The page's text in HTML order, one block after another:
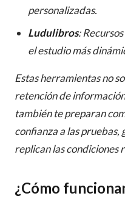
personalizadas.
Ludulibros:
el estudio más
Estas herramientas no
retención de
también te preparan
confianza a las pruebas,
replican las condiciones
¿Cómo